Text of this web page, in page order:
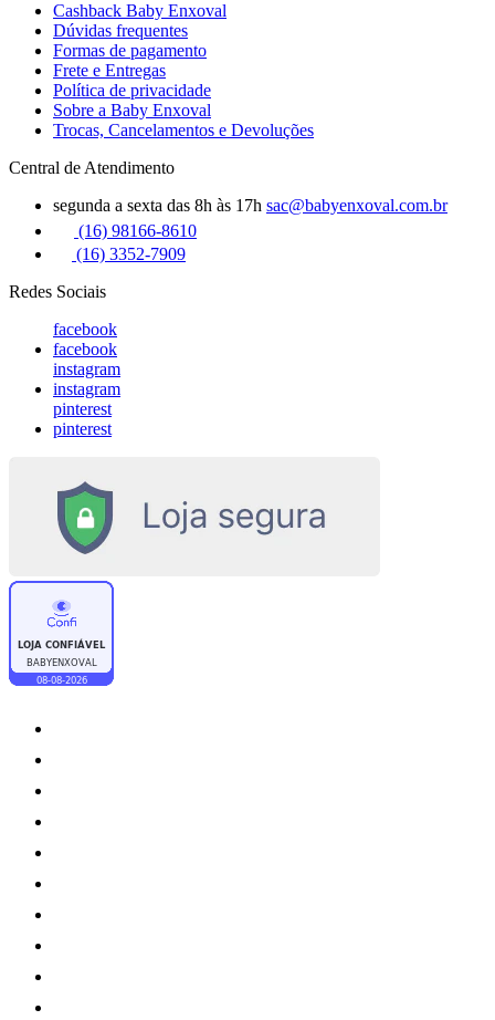
Cashback Baby Enxoval
Dúvidas frequentes
Formas de pagamento
Frete e Entregas
Política de privacidade
Sobre a Baby Enxoval
Trocas, Cancelamentos e Devoluções
Central de Atendimento
segunda a sexta das 8h às 17h sac@babyenxoval.com.br
(16) 98166-8610
(16) 3352-7909
Redes Sociais
facebook
facebook
instagram
instagram
pinterest
pinterest